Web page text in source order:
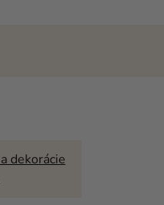
dekorácie